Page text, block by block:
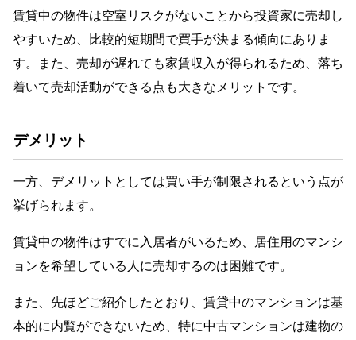
賃貸中の物件は空室リスクがないことから投資家に売却し
やすいため、比較的短期間で買手が決まる傾向にありま
す。また、売却が遅れても家賃収入が得られるため、落ち
着いて売却活動ができる点も大きなメリットです。
デメリット
一方、デメリットとしては買い手が制限されるという点が
挙げられます。
賃貸中の物件はすでに入居者がいるため、居住用のマンシ
ョンを希望している人に売却するのは困難です。
また、先ほどご紹介したとおり、賃貸中のマンションは基
本的に内覧ができないため、特に中古マンションは建物の